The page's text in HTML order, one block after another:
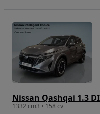
Nissan Qashqai 1.3
1332 cm3 • 158 cv